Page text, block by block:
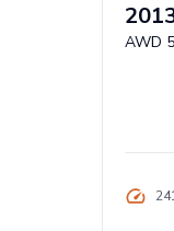
AWD